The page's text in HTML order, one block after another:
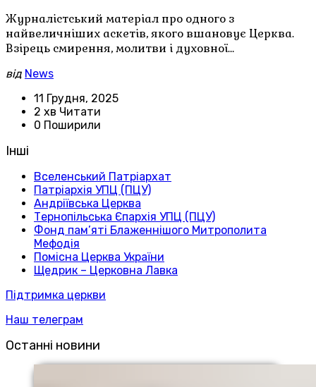
Журналістський матеріал про одного з
найвеличніших аскетів, якого вшановує Церква.
Взірець смирення, молитви і духовної…
від News
11 Грудня, 2025
2 хв Читати
0 Поширили
Інші
Вселенський Патріархат
Патріархія УПЦ (ПЦУ)
Андріївська Церква
Тернопільська Єпархія УПЦ (ПЦУ)
Фонд пам’яті Блаженнішого Митрополита
Мефодія
Помісна Церква України
Щедрик – Церковна Лавка
Підтримка церкви
Наш телеграм
Останні новини